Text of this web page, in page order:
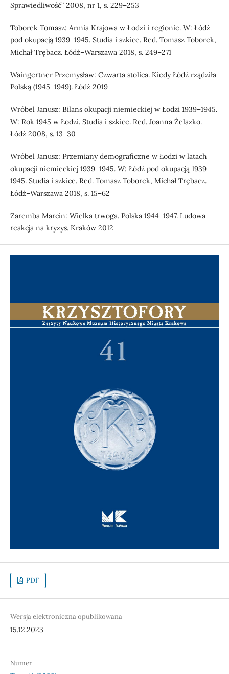
Sprawiedliwość” 2008, nr 1, s. 229–253
Toborek Tomasz: Armia Krajowa w Łodzi i regionie. W: Łódź
pod okupacją 1939–1945. Studia i szkice. Red. Tomasz Toborek,
Michał Trębacz. Łódź–Warszawa 2018, s. 249–271
Waingertner Przemysław: Czwarta stolica. Kiedy Łódź rządziła
Polską (1945–1949). Łódź 2019
Wróbel Janusz: Bilans okupacji niemieckiej w Łodzi 1939–1945.
W: Rok 1945 w Łodzi. Studia i szkice. Red. Joanna Żelazko.
Łódź 2008, s. 13–30
Wróbel Janusz: Przemiany demograficzne w Łodzi w latach
okupacji niemieckiej 1939–1945. W: Łódź pod okupacją 1939–
1945. Studia i szkice. Red. Tomasz Toborek, Michał Trębacz.
Łódź–Warszawa 2018, s. 15–62
Zaremba Marcin: Wielka trwoga. Polska 1944–1947. Ludowa
reakcja na kryzys. Kraków 2012
PDF
Wersja elektroniczna opublikowana
15.12.2023
Numer